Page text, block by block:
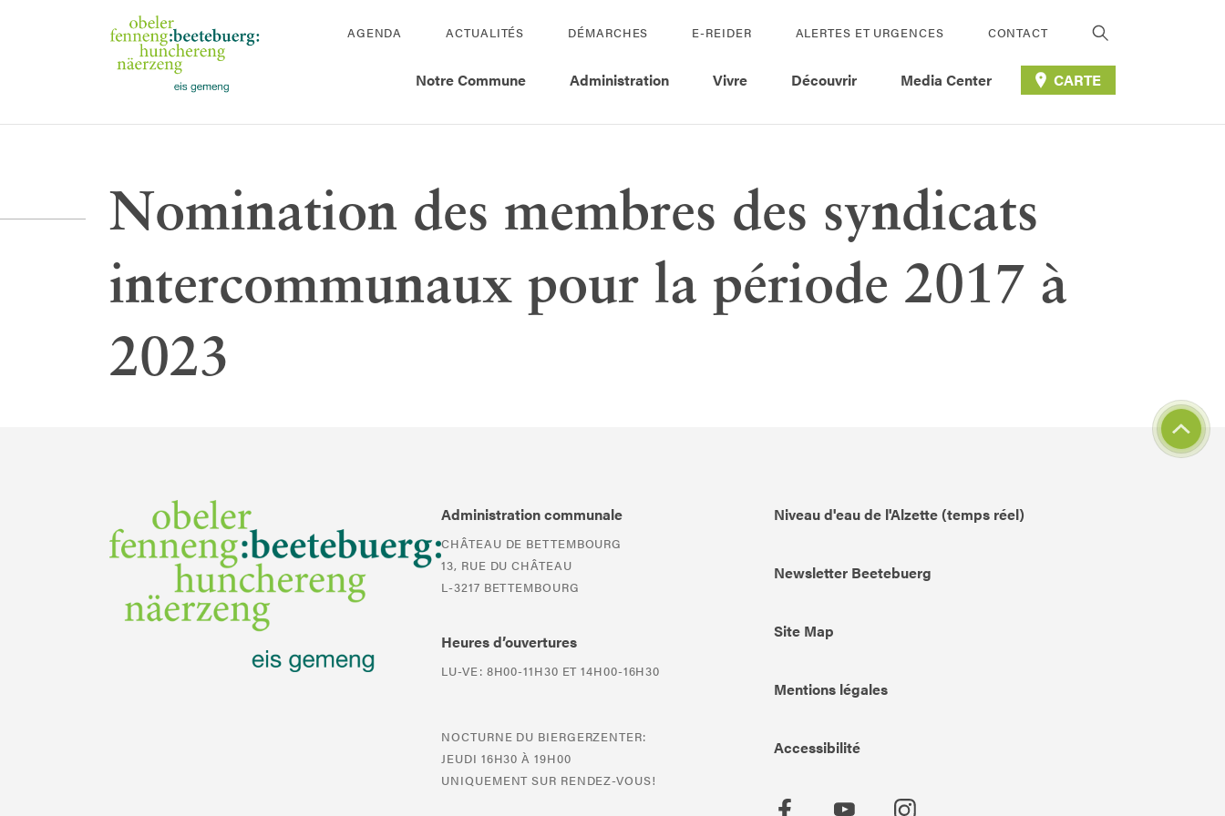
AGENDA ACTUALITÉS DÉMARCHES E-REIDER ALERTES ET URGENCES CONTACT
Notre Commune Administration Vivre Découvrir Media Center CARTE
Nomination des membres des syndicats
intercommunaux pour la période 2017 à
2023
Administration communale
CHÂTEAU DE BETTEMBOURG
13, RUE DU CHÂTEAU
L-3217 BETTEMBOURG
Heures d’ouvertures
LU-VE: 8H00-11H30 ET 14H00-16H30
NOCTURNE DU BIERGERZENTER:
JEUDI 16H30 À 19H00
UNIQUEMENT SUR RENDEZ-VOUS!
Niveau d'eau de l'Alzette (temps réel)
Newsletter Beetebuerg
Site Map
Mentions légales
Accessibilité